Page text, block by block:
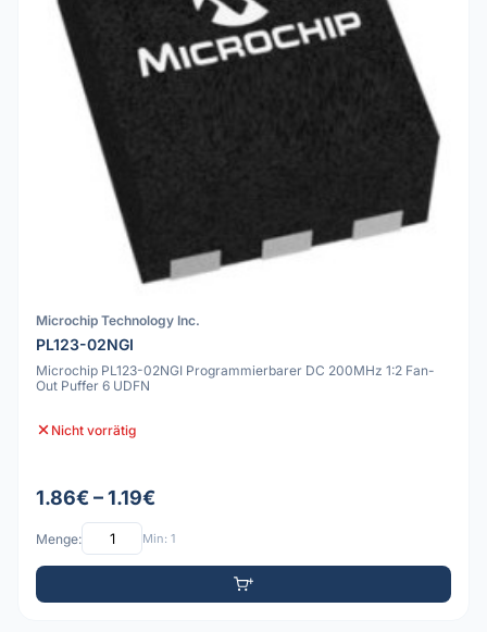
Microchip Technology Inc.
PL123-02NGI
Microchip PL123-02NGI Programmierbarer DC 200MHz 1:2 Fan-
Out Puffer 6 UDFN
Nicht vorrätig
1.86€ – 1.19€
Menge: Min: 1